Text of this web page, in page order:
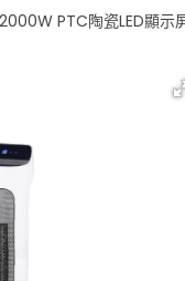
PTC陶瓷LED顯示